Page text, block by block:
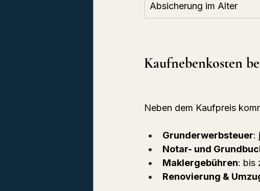
Absicherung im Alter
Kaufnebenkosten
Neben dem Kaufpreis
Grunderwerbsteuer:
Notar- und
Maklergebühren: bis
Renovierung &